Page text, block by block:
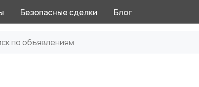
Безопасные сделки Блог